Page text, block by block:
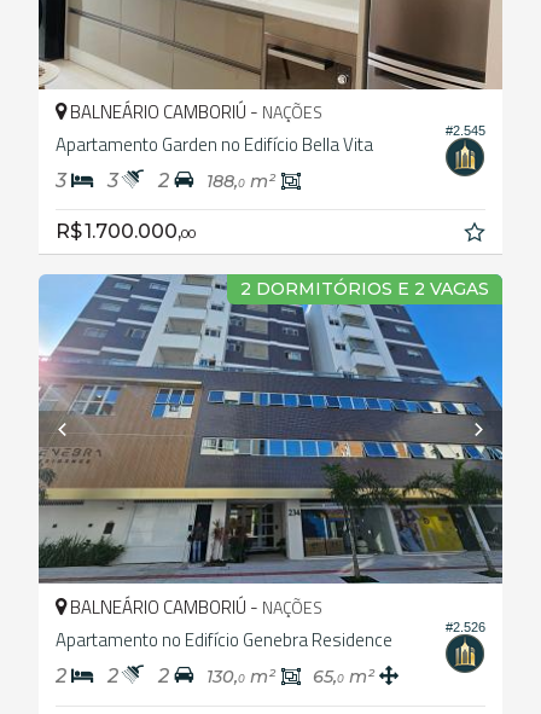
#2.545
BALNEÁRIO CAMBORIÚ - NAÇÕES
Apartamento Garden no Edifício Bella Vita
3 3 2 188,0 m²
R$ 1.700.000,00
2 DORMITÓRIOS E 2 VAGAS
#2.526
BALNEÁRIO CAMBORIÚ - NAÇÕES
Apartamento no Edifício Genebra Residence
2 2 2 130,0 m² 65,0 m²